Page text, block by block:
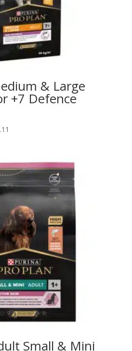
& Large
+7 Defence
CHF 79.11
Small & Mini